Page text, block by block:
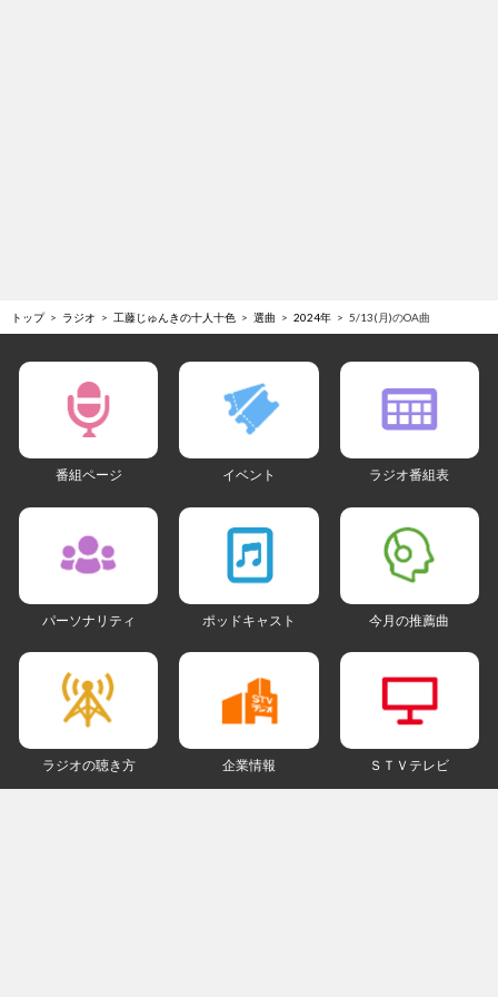
トップ ラジオ 工藤じゅんきの十人十色 選曲 2024年 5/13(月)のOA曲
番組ページ イベント ラジオ番組表
パーソナリティ ポッドキャスト 今月の推薦曲
ラジオの聴き方 企業情報 ＳＴＶテレビ